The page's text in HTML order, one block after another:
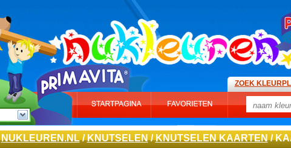
ZOEK
NUKLEUREN.NL/KNUTSELEN/KNUTSELEN KAARTEN/